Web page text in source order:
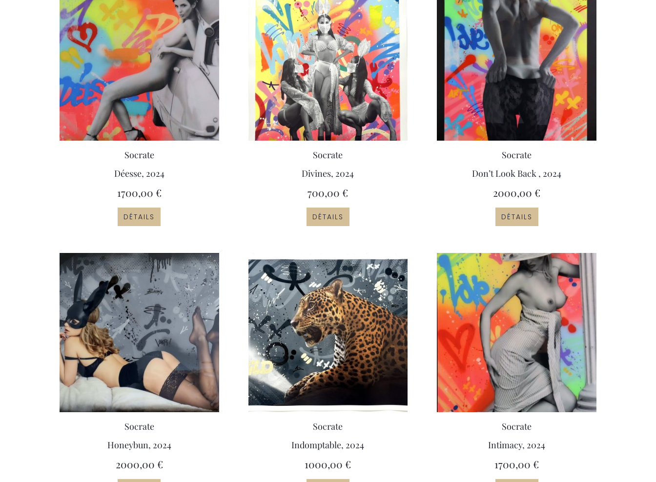
Socrate
Déesse, 2024
1700,00 €
DÉTAILS
Socrate
Divines, 2024
700,00€
DÉTAILS
Socrate
Don’t Look Back , 2024
2000,00€
DÉTAILS
Socrate
Honeybun, 2024
2000,00 €
Socrate
Indomptable, 2024
1000,00€
Socrate
Intimacy, 2024
1700,00€